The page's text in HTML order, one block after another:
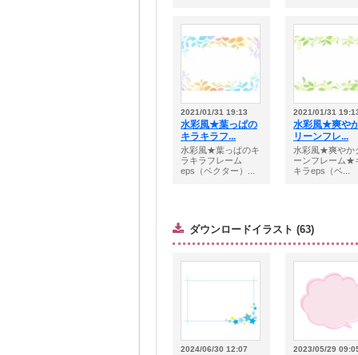
2021/01/31 19:13
水彩風★葉っぱの
キラキラフ...
水彩風★葉っぱのキ
ラキラフレーム
eps（ベクター）...
2021/01/31
水彩風★爽や
リーンフレ...
水彩風★爽やか
ーンフレーム★
キラeps（ベ...
ダウンロードイラスト (63)
2024/06/30 12:07 2023/05/29